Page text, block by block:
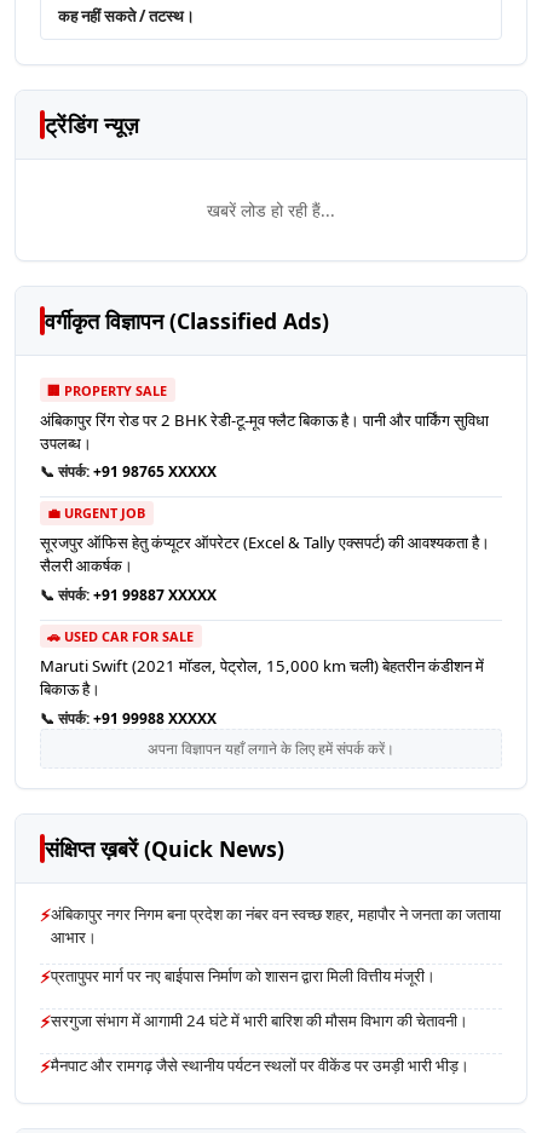
कह नहीं सकते / तटस्थ।
ट्रेंडिंग न्यूज़
खबरें लोड हो रही हैं...
वर्गीकृत विज्ञापन (Classified Ads)
🏢 PROPERTY SALE
अंबिकापुर रिंग रोड पर 2 BHK रेडी-टू-मूव फ्लैट बिकाऊ है। पानी और पार्किंग सुविधा
उपलब्ध।
📞 संपर्क:+91 98765 XXXXX
💼 URGENT JOB
सूरजपुर ऑफिस हेतु कंप्यूटर ऑपरेटर (Excel & Tally एक्सपर्ट) की आवश्यकता है।
सैलरी आकर्षक।
📞 संपर्क:+91 99887 XXXXX
🚗 USED CAR FOR SALE
Maruti Swift (2021 मॉडल, पेट्रोल, 15,000 km चली) बेहतरीन कंडीशन में
बिकाऊ है।
📞 संपर्क:+91 99988 XXXXX
अपना विज्ञापन यहाँ लगाने के लिए हमें संपर्क करें।
संक्षिप्त ख़बरें (Quick News)
⚡अंबिकापुर नगर निगम बना प्रदेश का नंबर वन स्वच्छ शहर, महापौर ने जनता का जताया
आभार।
⚡प्रतापुपर मार्ग पर नए बाईपास निर्माण को शासन द्वारा मिली वित्तीय मंजूरी।
⚡सरगुजा संभाग में आगामी 24 घंटे में भारी बारिश की मौसम विभाग की चेतावनी।
⚡मैनपाट और रामगढ़ जैसे स्थानीय पर्यटन स्थलों पर वीकेंड पर उमड़ी भारी भीड़।